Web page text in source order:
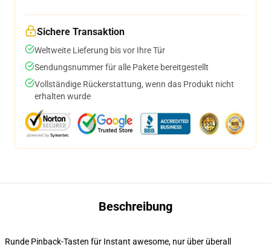
Sichere Transaktion
Weltweite Lieferung bis vor Ihre Tür
Sendungsnummer für alle Pakete bereitgestellt
Vollständige Rückerstattung, wenn das Produkt nicht
erhalten wurde
Beschreibung
Runde Pinback-Tasten für Instant awesome, nur über überall